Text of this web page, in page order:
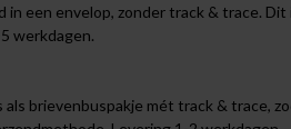
in een envelop, zonder track & trace.
werkdagen.
brievenbuspakje mét track & trace,